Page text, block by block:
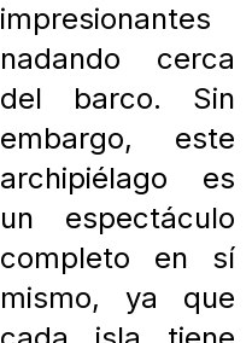
impresionantes
nadando cerca
del barco. Sin
embargo, este
archipiélago es
un espectáculo
completo en sí
mismo, ya que